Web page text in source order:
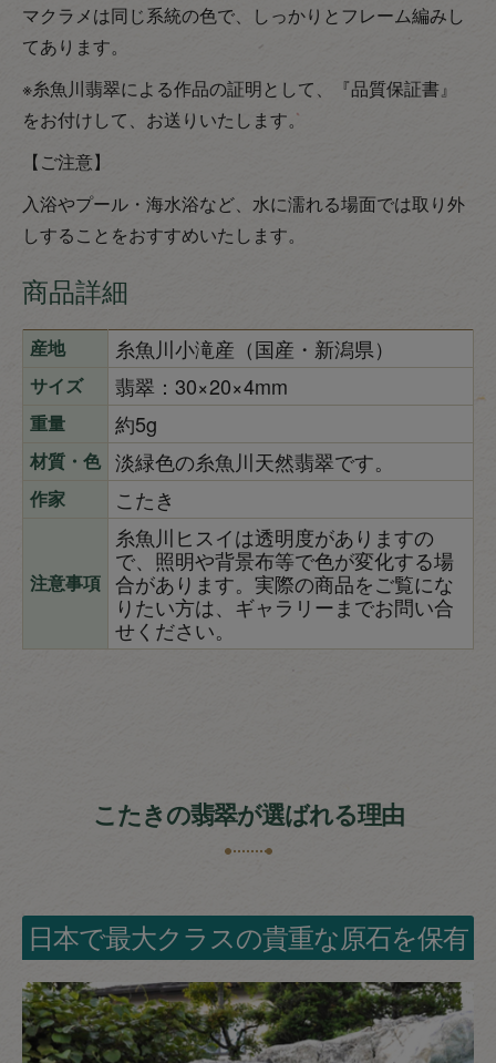
マクラメは同じ系統の色で、しっかりとフレーム編みし
てあります。
※糸魚川翡翠による作品の証明として、『品質保証書』
をお付けして、お送りいたします。
【ご注意】
入浴やプール・海水浴など、水に濡れる場面では取り外
しすることをおすすめいたします。
商品詳細
産地 糸魚川小滝産（国産・新潟県）
サイズ 翡翠：30×20×4mm
重量 約5g
材質・色 淡緑色の糸魚川天然翡翠です。
作家 こたき
注意事項
糸魚川ヒスイは透明度がありますの
で、照明や背景布等で色が変化する場
合があります。実際の商品をご覧にな
りたい方は、ギャラリーまでお問い合
せください。
こたきの翡翠が選ばれる理由
日本で最大クラスの貴重な原石を保有